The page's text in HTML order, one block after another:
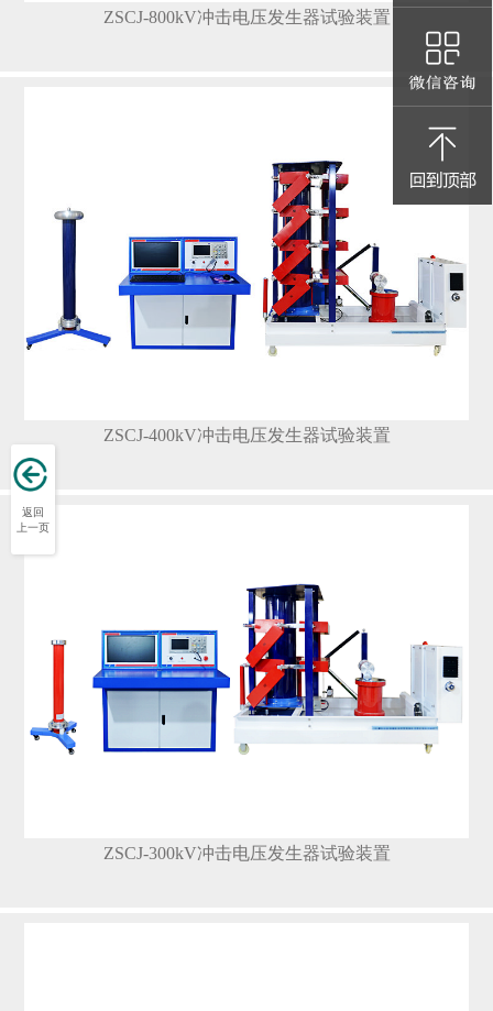
ZSCJ-800kV冲击电压发生器试验装置
ZSCJ-400kV冲击电压发生器试验装置
ZSCJ-300kV冲击电压发生器试验装置
返回
上一页